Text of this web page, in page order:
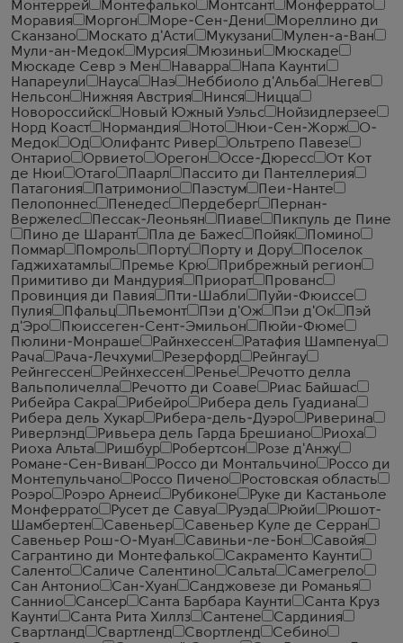
Монтеррей
Монтефалько Монтсант
Монферрато
Моравия
Моргон Море-Сен-Дени
Мореллино ди
Сканзано
Москато д'Асти Мукузани
Мулен-а-Ван
Мули-ан-Медок
Мурсия Мюзиньи
Мюскаде
Мюскаде Севр э Мен
Наварра
Напа Каунти
Напареули
Науса Наэ Неббиоло д'Альба
Негев
Нельсон
Нижняя Австрия Нинся
Ницца
Новороссийск
Новый Южный Уэльс
Нойзидлерзее
Норд Коаст
Нормандия Ното Нюи-Сен-Жорж
О-
Медок
Од Олифантс Ривер
Ольтрепо Павезе
Онтарио
Орвието Орегон Оссе-Дюресс
От Кот
де Нюи
Отаго Паарл
Пассито ди Пантеллерия
Патагония
Патримонио Паэстум
Пеи-Нанте
Пелопоннес
Пенедес Пердеберг
Пернан-
Вержелес
Пессак-Леоньян Пиаве
Пикпуль де Пине
Пино де Шарант
Пла де Бажес Пойяк
Помино
Поммар
Помроль Порту Порту и Дору
Поселок
Гаджихатамлы
Премье Крю
Прибрежный регион
Примитиво ди Мандурия
Приорат
Прованс
Провинция ди Павия
Пти-Шабли
Пуйи-Фюиссе
Пулия
Пфальц Пьемонт Пэи д'Ож Пэи д'Ок
Пэй
д'Эро
Пюиссеген-Сент-Эмильон
Пюйи-Фюме
Пюлини-Монраше
Райнхессен
Ратафия Шампенуа
Рача
Рача-Лечхуми Резерфорд
Рейнгау
Рейнгессен
Рейнхессен Ренье
Речотто делла
Вальполичелла
Речотто ди Соаве
Риас Байшас
Рибейра Сакра
Рибейро
Рибера дель Гуадиана
Рибера дель Хукар
Рибера-дель-Дуэро
Риверина
Риверлэнд
Ривьера дель Гарда Брешиано
Риоха
Риоха Альта
Ришбур Робертсон
Розе д'Анжу
Романе-Сен-Виван
Россо ди Монтальчино
Россо ди
Монтепульчано
Россо Пичено
Ростовская область
Роэро
Роэро Арнеис Рубиконе
Руке ди Кастаньоле
Монферрато
Русет де Савуа Руэда Рюйи
Рюшот-
Шамбертен
Савеньер
Савеньер Куле де Серран
Савеньер Рош-О-Муан
Савиньи-ле-Бон
Савойя
Сагрантино ди Монтефалько
Сакраменто Каунти
Саленто
Саличе Салентино Сальта
Самегрело
Сан Антонио
Сан-Хуан
Санджовезе ди Романья
Саннио
Сансер Санта Барбара Каунти
Санта Круз
Каунти
Санта Рита Хиллз Сантене
Сардиния
Свартланд
Свартленд Свортленд
Себино